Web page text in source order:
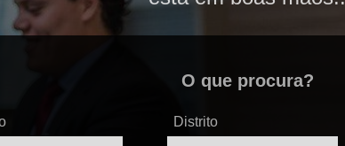
O que procura?
Distrito